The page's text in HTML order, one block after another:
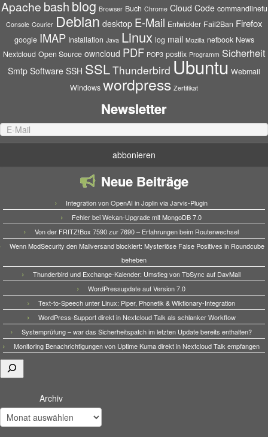
Apache bash blog Browser Buch Chrome Cloud Code commandlinefu
Console Courier Debian desktop E-Mail Entwickler Fail2Ban Firefox
google IMAP Installation Java Linux log mail Mozilla netbook News
Nextcloud Open Source owncloud PDF POP3 postfix Programm Sicherheit
Smtp Software SSH SSLThunderbird Ubuntu Webmail
Windows wordpress Zertifikat
Newsletter
Neue Beiträge
Integration von OpenAI in Joplin via Jarvis-Plugin
Fehler bei Wekan-Upgrade mit MongoDB 7.0
Von der FRITZ!Box 7590 zur 7690 – Erfahrungen beim Routerwechsel
Wenn ModSecurity den Mailversand blockiert: Mysteriöse False Positives in Roundcube
beheben
Thunderbird und Exchange-Kalender: Umstieg von TbSync auf DavMail
WordPressupdate auf Version 7.0
Text-to-Speech unter Linux: Piper, Phonetik & Wiktionary-Integration
WordPress-Support direkt in Nextcloud Talk als schlanker Workflow
Systemprüfung – war das Sicherheitspatch im letzten Update bereits enthalten?
Monitoring Benachrichtigungen von Uptime Kuma direkt in Nextcloud Talk empfangen
Suchen
Archiv